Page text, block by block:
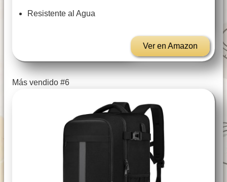
Resistente al Agua
Ver en Amazon
Más vendido #6